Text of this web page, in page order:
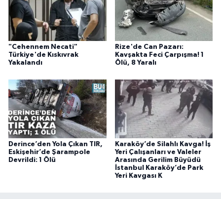
"Cehennem Necati"
Türkiye'de Kıskıvrak
Yakalandı
Rize'de Can Pazarı:
Kavşakta Feci Çarpışma! 1
Ölü, 8 Yaralı
Derince’den Yola Çıkan TIR,
Eskişehir’de Şarampole
Devrildi: 1 Ölü
Karaköy’de Silahlı Kavga! İş
Yeri Çalışanları ve Valeler
Arasında Gerilim Büyüdü
İstanbul Karaköy’de Park
Yeri Kavgası K